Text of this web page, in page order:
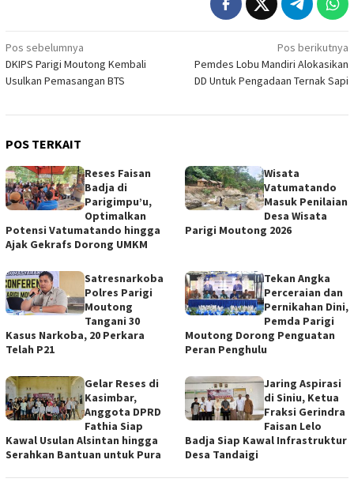
Navigasi
pos
Pos sebelumnya
DKIPS Parigi Moutong Kembali
Usulkan Pemasangan BTS
Pos berikutnya
Pemdes Lobu Mandiri Alokasikan
DD Untuk Pengadaan Ternak Sapi
POS TERKAIT
Reses Faisan
Badja di
Parigimpu’u,
Optimalkan
Potensi Vatumatando hingga
Ajak Gekrafs Dorong UMKM
Wisata
Vatumatando
Masuk Penilaian
Desa Wisata
Parigi Moutong 2026
Satresnarkoba
Polres Parigi
Moutong
Tangani 30
Kasus Narkoba, 20 Perkara
Telah P21
Tekan Angka
Perceraian dan
Pernikahan Dini,
Pemda Parigi
Moutong Dorong Penguatan
Peran Penghulu
Gelar Reses di
Kasimbar,
Anggota DPRD
Fathia Siap
Kawal Usulan Alsintan hingga
Serahkan Bantuan untuk Pura
Jaring Aspirasi
di Siniu, Ketua
Fraksi Gerindra
Faisan Lelo
Badja Siap Kawal Infrastruktur
Desa Tandaigi